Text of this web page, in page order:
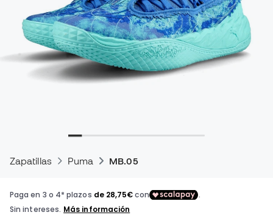
Zapatillas Puma MB.05